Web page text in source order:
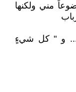
مني ولكنها
و " كل شيءٍ